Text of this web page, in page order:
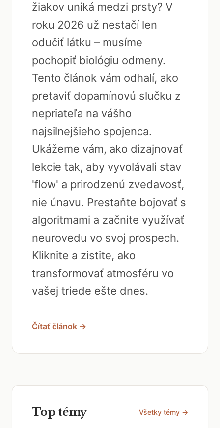
žiakov uniká medzi prsty? V
roku 2026 už nestačí len
odučiť látku – musíme
pochopiť biológiu odmeny.
Tento článok vám odhalí, ako
pretaviť dopamínovú slučku z
nepriateľa na vášho
najsilnejšieho spojenca.
Ukážeme vám, ako dizajnovať
lekcie tak, aby vyvolávali stav
'flow' a prirodzenú zvedavosť,
nie únavu. Prestaňte bojovať s
algoritmami a začnite využívať
neurovedu vo svoj prospech.
Kliknite a zistite, ako
transformovať atmosféru vo
vašej triede ešte dnes.
Čítať článok →
Top témy Všetky témy →